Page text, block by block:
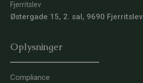
Fjerritslev
Østergade 15, 2. sal, 9690 Fjerritslev
Oplysninger
Compliance